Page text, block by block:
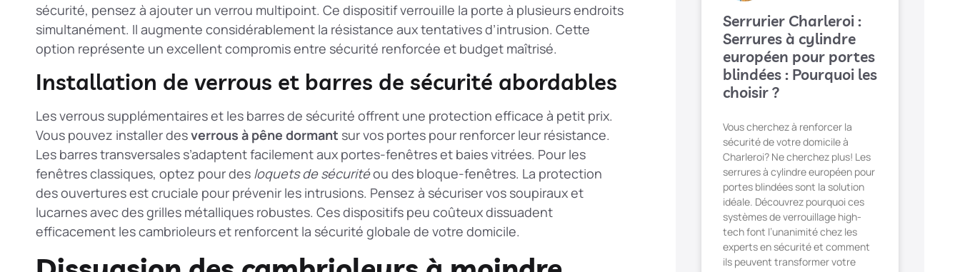
sécurité, pensez à ajouter un verrou multipoint. Ce dispositif verrouille la porte à plusieurs endroits
simultanément. Il augmente considérablement la résistance aux tentatives d’intrusion. Cette
option représente un excellent compromis entre sécurité renforcée et budget maîtrisé.
Installation de verrous et barres de sécurité abordables
Les verrous supplémentaires et les barres de sécurité offrent une protection efficace à petit prix.
Vous pouvez installer desverrous à pêne dormant sur vos portes pour renforcer leur résistance.
Les barres transversales s’adaptent facilement aux portes-fenêtres et baies vitrées. Pour les
fenêtres classiques, optez pour des loquets de sécuritéou des bloque-fenêtres. La protection
des ouverturesest cruciale pour prévenir les intrusions. Pensez à sécuriser vos soupiraux et
lucarnes avec des grilles métalliques robustes. Ces dispositifs peu coûteux dissuadent
efficacement les cambrioleurs et renforcent la sécurité globale de votre domicile.
Serrurier Charleroi :
Serrures à cylindre
européen pour portes
blindées : Pourquoi les
choisir ?
Vous cherchez à renforcer la
sécurité de votre domicile à
Charleroi? Ne cherchez plus! Les
serrures à cylindre européen pour
portes blindées sont la solution
idéale. Découvrez pourquoi ces
systèmes de verrouillage high-
tech font l’unanimité chez les
experts en sécurité et comment
ils peuvent transformer votre